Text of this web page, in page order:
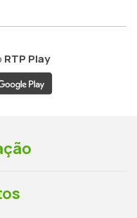
RTP Play